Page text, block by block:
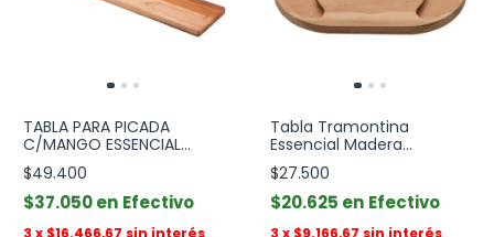
TABLA PARA PICADA
C/MANGO ESSENCIAL
70x15x1,8 cm
$49.400
$37.050 Efectivo
3 x $16.466,67 sin interés
Tabla Tramontina
Essencial Madera
Copetinero
$27.500
$20.625 Efectivo
3 x $9.166,67 sin interés